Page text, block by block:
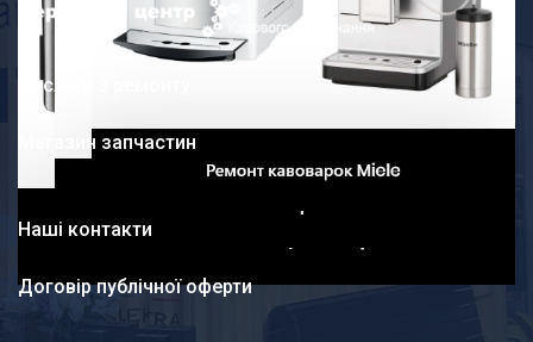
Послуги з ремонту
Магазин запчастин
Наші контакти
Договір публічної оферти